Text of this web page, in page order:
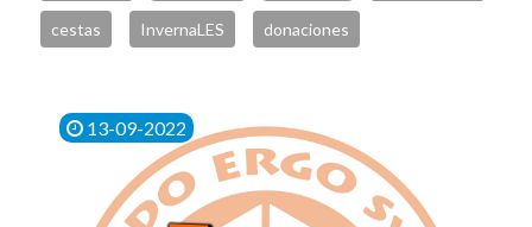
cestas InvernaLES donaciones
13-09-2022